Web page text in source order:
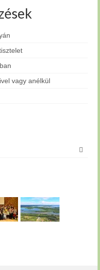
vagy anélkül